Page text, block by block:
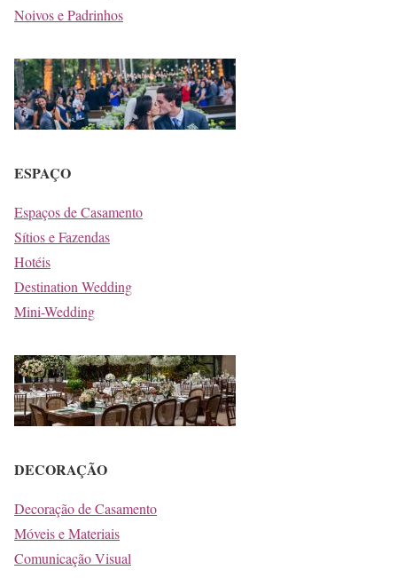
Noivos e Padrinhos
ESPAÇO
Espaços de Casamento
Sítios e Fazendas
Hotéis
Destination Wedding
Mini-Wedding
DECORAÇÃO
Decoração de Casamento
Móveis e Materiais
Comunicação Visual